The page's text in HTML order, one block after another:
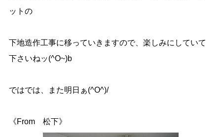
ットの
下地造作工事に移っていきますので、楽しみにしていて
下さいねッ(^O~)b
ではでは、また明日ぁ(^O^)/
《From 松下》